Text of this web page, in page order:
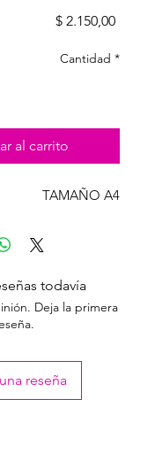
$ 2.150,00Precio
Cantidad *
al carrito
TAMAÑO A4
todavía
Deja la primera
reseña